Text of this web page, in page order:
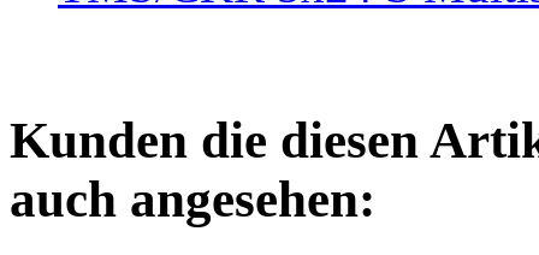
Kunden die diesen
auch angesehen: